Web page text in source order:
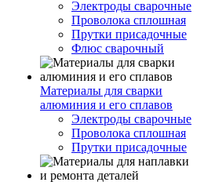
Электроды сварочные
Проволока сплошная
Прутки присадочные
Флюс сварочный
Материалы для сварки
алюминия и его сплавов
Электроды сварочные
Проволока сплошная
Прутки присадочные